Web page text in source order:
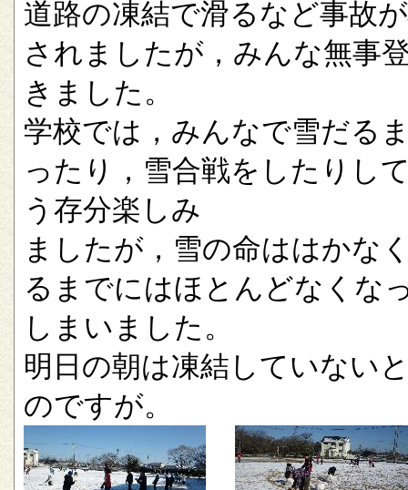
道路の凍結で滑るなど事故
されましたが，みんな無事
きました。
学校では，みんなで雪だる
ったり，雪合戦をしたりし
う存分楽しみ
ましたが，雪の命ははかな
るまでにはほとんどなくな
しまいました。
明日の朝は凍結していない
のですが。